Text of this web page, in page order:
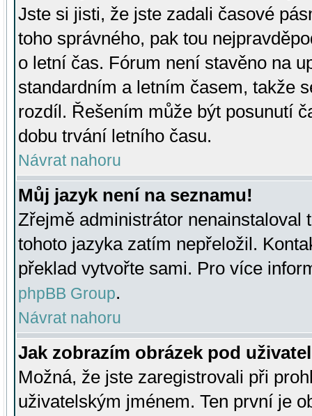
Jste si jisti, že jste zadali časové
toho správného, pak tou
o letní čas. Fórum není stavěno na
standardním a letním časem, takže
rozdíl. Řešením může být posunutí
dobu trvání letního času.
Návrat nahoru
Můj jazyk není na seznamu!
Zřejmě administrátor nenainstaloval
tohoto jazyka zatím nepřeložil.
překlad vytvořte sami. Pro více
phpBB Group.
Návrat nahoru
Jak zobrazím obrázek pod
Možná, že jste zaregistrovali při
uživatelským jménem. Ten první je